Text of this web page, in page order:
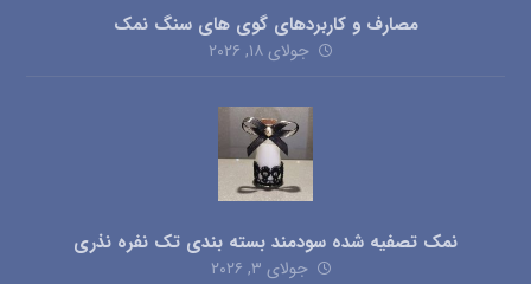
مصارف و کاربردهای گوی های سنگ نمک
جولای ۱۸, ۲۰۲۶
نمک تصفیه شده سودمند بسته بندی تک نفره نذری
جولای ۳, ۲۰۲۶